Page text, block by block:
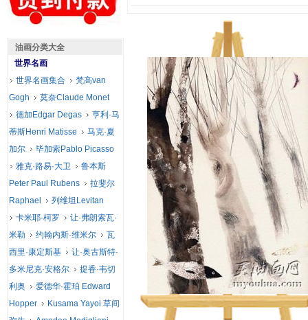
油画分类大全
世界名画
世界名画集合
梵高van
Gogh
莫奈Claude Monet
德加Edgar Degas
亨利·马
蒂斯Henri Matisse
马克·夏
加尔
毕加索Pablo Picasso
雅克·路易·大卫
鲁本斯
Peter Paul Rubens
拉斐尔
Raphael
列维坦Levitan
卡米耶·柯罗
让·弗朗索瓦·
米勒
约翰内斯·维米尔
瓦
西里·康定斯基
让·奥古斯特·
多米尼克·安格尔
提香·韦切
利奥
爱德华·霍珀 Edward
Hopper
Kusama Yayoi 草间